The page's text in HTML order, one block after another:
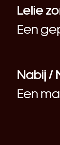
Lelie
Een
Nabij /
Een